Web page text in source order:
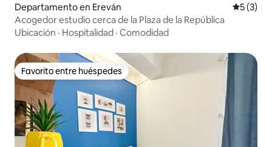
Departamento en Ereván
5 (3)
Acogedor estudio cerca de la Plaza de la República
Ubicación · Hospitalidad · Comodidad
Favorito entre huéspedes
Favorito entre huéspedes